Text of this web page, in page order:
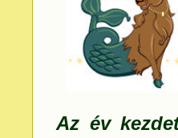
Az év